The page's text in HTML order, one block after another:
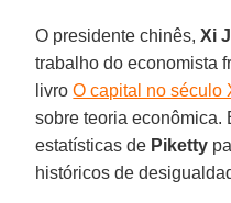
O presidente chinês,Xi
trabalho do economista
livroO capital no século
sobre teoria econômica.
estatísticas de Piketty
históricos de